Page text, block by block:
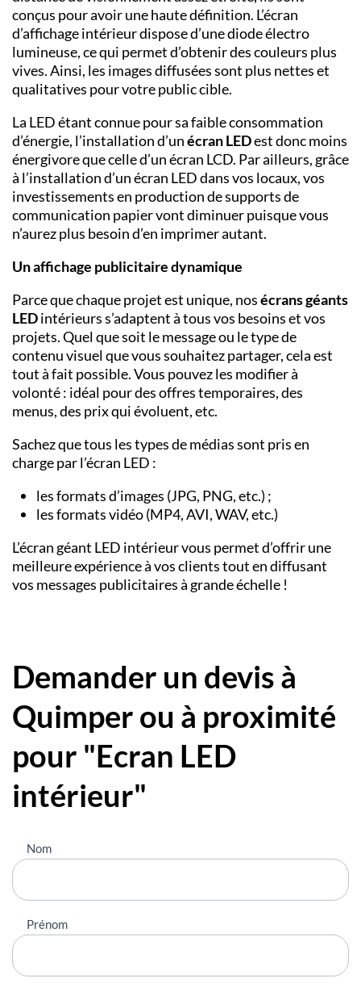
conçus pour avoir une haute définition. L’écran
d’affichage intérieur dispose d’une diode électro
lumineuse, ce qui permet d’obtenir des couleurs plus
vives. Ainsi, les images diffusées sont plus nettes et
qualitatives pour votre public cible.
La LED étant connue pour sa faible consommation
d’énergie, l’installation d’unécran LEDest donc moins
énergivore que celle d’un écran LCD. Par ailleurs, grâce
à l’installation d’un écran LED dans vos locaux, vos
investissements en production de supports de
communication papier vont diminuer puisque vous
n’aurez plus besoin d’en imprimer autant.
Un affichage publicitaire dynamique
Parce que chaque projet est unique, nosécrans géants
LEDintérieurs s’adaptent à tous vos besoins et vos
projets. Quel que soit le message ou le type de
contenu visuel que vous souhaitez partager, cela est
tout à fait possible. Vous pouvez les modifier à
volonté : idéal pour des offres temporaires, des
menus, des prix qui évoluent, etc.
Sachez que tous les types de médias sont pris en
charge par l’écran LED :
les formats d’images (JPG, PNG, etc.) ;
les formats vidéo (MP4, AVI, WAV, etc.)
L’écran géant LED intérieur vous permet d’offrir une
meilleure expérience à vos clients tout en diffusant
vos messages publicitaires à grande échelle !
Demander un devis à
Quimper ou à proximité
pour "Ecran LED
intérieur"
Nous
contacter
Nom
Prénom